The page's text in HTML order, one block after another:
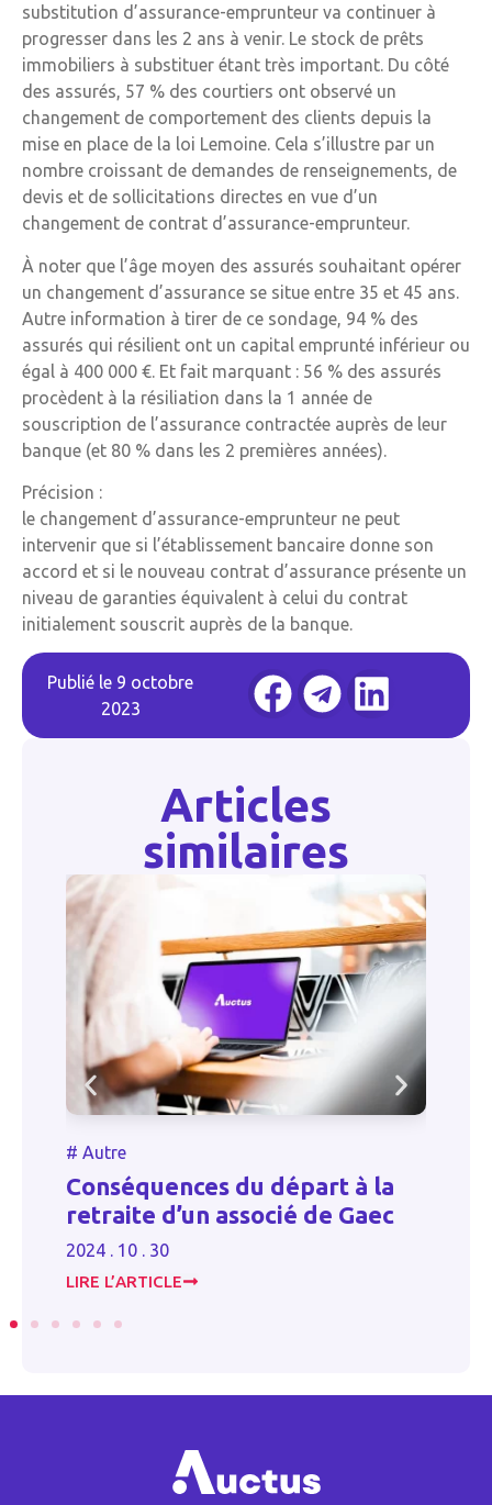
substitution d’assurance-emprunteur va continuer à
progresser dans les 2 ans à venir. Le stock de prêts
immobiliers à substituer étant très important. Du côté
des assurés, 57 % des courtiers ont observé un
changement de comportement des clients depuis la
mise en place de la loi Lemoine. Cela s’illustre par un
nombre croissant de demandes de renseignements, de
devis et de sollicitations directes en vue d’un
changement de contrat d’assurance-emprunteur.
À noter que l’âge moyen des assurés souhaitant opérer
un changement d’assurance se situe entre 35 et 45 ans.
Autre information à tirer de ce sondage, 94 % des
assurés qui résilient ont un capital emprunté inférieur ou
égal à 400 000 €. Et fait marquant : 56 % des assurés
procèdent à la résiliation dans la 1 année de
souscription de l’assurance contractée auprès de leur
banque (et 80 % dans les 2 premières années).
Précision :
le changement d’assurance-emprunteur ne peut
intervenir que si l’établissement bancaire donne son
accord et si le nouveau contrat d’assurance présente un
niveau de garanties équivalent à celui du contrat
initialement souscrit auprès de la banque.
Publié le 9 octobre
2023
Articles
similaires
Autre
Conséquences du départ à la
retraite d’un associé de Gaec
2024 . 10 . 30
LIRE L’ARTICLE